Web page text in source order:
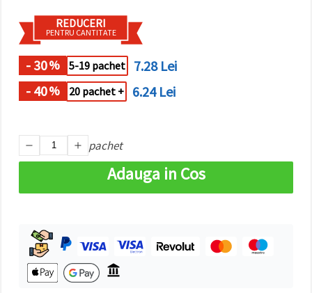
preferințele
în setări
selectând
un tip de
cookie -uri
dat și
făcând clic
pe butonul
Аcceptati
toate!
REDUCERI
PENTRU CANTITATE
- 30% 5-19 pachet
7.28 Lei
- 40% 20 pachet + 6.24 Lei
pachet
Adauga in Cos